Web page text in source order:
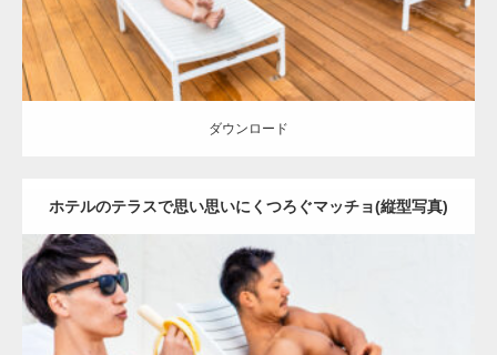
ダウンロード
ホテルのテラスで思い思いにくつろぐマッチョ(縦型写真)
Update:2023.02.11